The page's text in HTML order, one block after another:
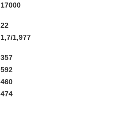
17000
22
1,7/1,977
357
592
460
474